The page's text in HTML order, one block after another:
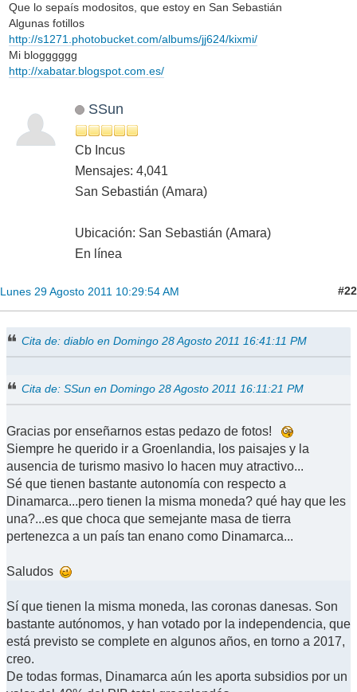
Que lo sepaís modositos, que estoy en San Sebastián
Algunas fotillos
http://s1271.photobucket.com/albums/jj624/kixmi/
Mi blogggggg
http://xabatar.blogspot.com.es/
SSun
Cb Incus
Mensajes: 4,041
San Sebastián (Amara)
Ubicación: San Sebastián (Amara)
En línea
Lunes 29 Agosto 2011 10:29:54 AM #22
Cita de: diablo en Domingo 28 Agosto 2011 16:41:11 PM
Cita de: SSun en Domingo 28 Agosto 2011 16:11:21 PM
Gracias por enseñarnos estas pedazo de fotos!
Siempre he querido ir a Groenlandia, los paisajes y la
ausencia de turismo masivo lo hacen muy atractivo...
Sé que tienen bastante autonomía con respecto a
Dinamarca...pero tienen la misma moneda? qué hay que les
una?...es que choca que semejante masa de tierra
pertenezca a un país tan enano como Dinamarca...
Saludos
Sí que tienen la misma moneda, las coronas danesas. Son
bastante autónomos, y han votado por la independencia, que
está previsto se complete en algunos años, en torno a 2017,
creo.
De todas formas, Dinamarca aún les aporta subsidios por un